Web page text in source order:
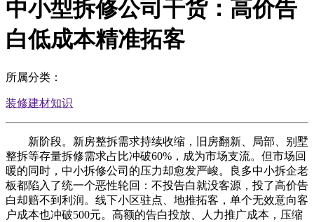
中小型拆修公司干货：高价告
白低成本精准拓客
所属分类：
装修建材知识
新阶段。新房整拆需求持续收缩，旧房翻新、局部、别墅
整拆等存量拆修需求占比冲破60%，成为市场支流。但市场回
暖的同时，中小拆修公司的压力却愈发严峻。良多中小拆企老
板都陷入了统一个恶性轮回：不投告白就没客源，投了高价告
白却赔不到利润。线下小区驻点、地推拓客，单个无效意向客
户成本也冲破500元。高额的告白投放、人力推广成本，压缩